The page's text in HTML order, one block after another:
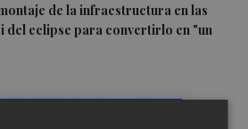
de la infraestructura en las
del eclipse para convertirlo en "un